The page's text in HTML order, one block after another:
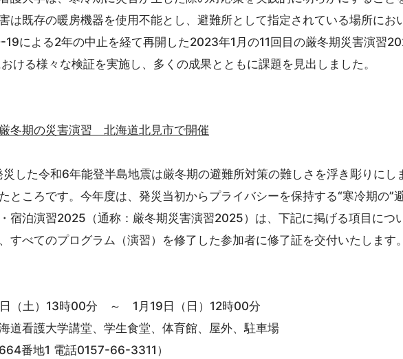
は既存の暖房機器を使用不能とし、避難所として指定されている場所にお
19による2年の中止を経て再開した2023年1月の11回目の厳冬期災害演習
ける様々な検証を実施し、多くの成果とともに課題を見出しました。
厳冬期の災害演習 北海道北見市で開催
した令和6年能登半島地震は厳冬期の避難所対策の難しさを浮き彫りに
ところです。今年度は、発災当初からプライバシーを保持する“寒冷期の”
宿泊演習2025（通称：厳冬期災害演習2025）は、下記に掲げる項目につ
すべてのプログラム（演習）を修了した参加者に修了証を交付いたします。
土）13時00分 ～ 1月19日（日）12時00分
看護大学講堂、学生食堂、体育館、屋外、駐車場
番地1 電話0157-66-3311）